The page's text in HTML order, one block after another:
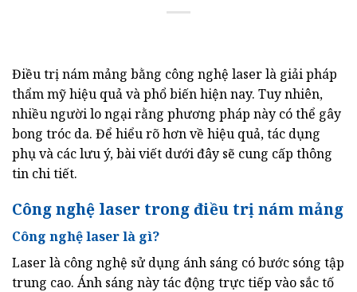
Điều trị nám mảng bằng công nghệ laser là giải pháp
thẩm mỹ hiệu quả và phổ biến hiện nay. Tuy nhiên,
nhiều người lo ngại rằng phương pháp này có thể gây
bong tróc da. Để hiểu rõ hơn về hiệu quả, tác dụng
phụ và các lưu ý, bài viết dưới đây sẽ cung cấp thông
tin chi tiết.
Công nghệ laser trong điều trị nám mảng
Công nghệ laser là gì?
Laser là công nghệ sử dụng ánh sáng có bước sóng tập
trung cao. Ánh sáng này tác động trực tiếp vào sắc tố